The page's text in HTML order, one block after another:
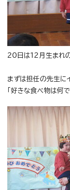
20日は12月生まれ
まずは担任の先生にイ
「好きな食べ物は何で